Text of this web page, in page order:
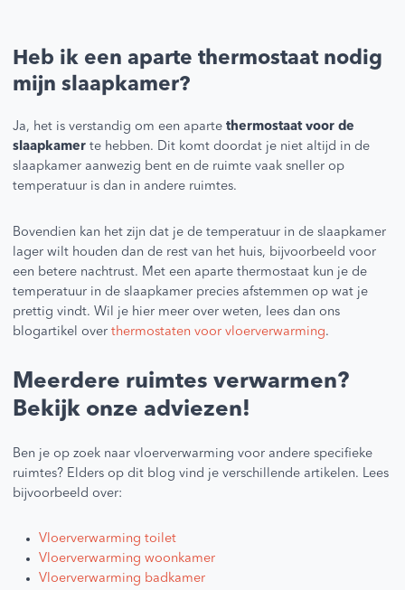
Heb ik een aparte thermostaat nodig
mijn slaapkamer?
Ja, het is verstandig om een apartethermostaat voor de
slaapkamer te hebben. Dit komt doordat je niet altijd in de
slaapkamer aanwezig bent en de ruimte vaak sneller op
temperatuur is dan in andere ruimtes.
Bovendien kan het zijn dat je de temperatuur in de slaapkamer
lager wilt houden dan de rest van het huis, bijvoorbeeld voor
een betere nachtrust. Met een aparte thermostaat kun je de
temperatuur in de slaapkamer precies afstemmen op wat je
prettig vindt. Wil je hier meer over weten, lees dan ons
blogartikel overthermostaten voor vloerverwarming.
Meerdere ruimtes verwarmen?
Bekijk onze adviezen!
Ben je op zoek naar vloerverwarming voor andere specifieke
ruimtes? Elders op dit blog vind je verschillende artikelen. Lees
bijvoorbeeld over:
Vloerverwarming toilet
Vloerverwarming woonkamer
Vloerverwarming badkamer